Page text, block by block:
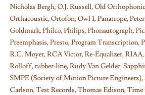
Nicholas Bergh,O.J. Russell,Old Orthophonic
Orthacoustic,Ortofon,Owl 1,Panatrope,
Goldmark,Philco,Philips,Phonautograph,
Preemphasis,Presto,Program Transcription,
R.C. Moyer,RCA Victor,Re-Equalizer,RIAA,
Rolloff,rubber-line,Rudy Van Gelder,
SMPE (Society of Motion Picture Engineers),
Carlson,Test Records,Thomas Edison,Time